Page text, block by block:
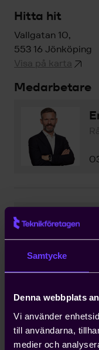
Samtycke
Denna webbplats
Vi använder
till användarna,
medier och
Hitta hit
Vallgatan 10,
553 16 Jönköping
Visa på karta
Medarbetare